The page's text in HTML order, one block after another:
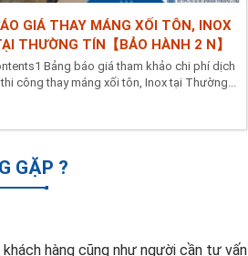
GIÁ THAY MÁNG XỐI TÔN, INOX
THƯỜNG TÍN【BẢO HÀNH 2 N】
Bảng báo giá tham khảo chi phí dịch
công thay máng xối tôn, Inox tại Thường...
GẶP ?
hàng cũng như người cần tư vấn